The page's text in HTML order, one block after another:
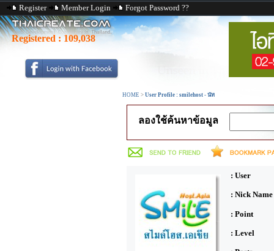
Register Member Login Forgot Password ??
Registered : 109,038
HOME > User Profile : smilehost - นัท
ลองใช้ค้นหาข้อมูล
: User
: Nick Name
: Point
: Level